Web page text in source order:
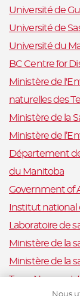
Université de
Université de
Université du
BC Centre for
Ministère de
naturelles des
Ministère de la
Ministère de
Département
du Manitoba
Government of
Institut
Laboratoire de
Ministère de la
Ministère de la
Terre-Neuve-et-